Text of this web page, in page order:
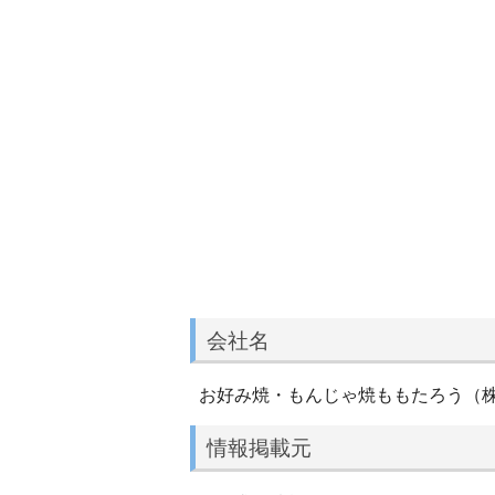
会社名
お好み焼・もんじゃ焼ももたろう（
情報掲載元